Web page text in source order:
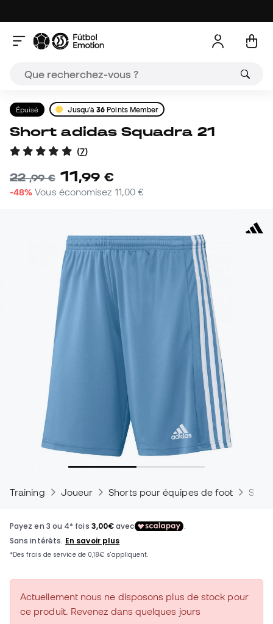
Épuisé Jusqu'à36 Points Member
Short adidas Squadra 21
(7)
22,99 € 11,99 €
-48% Vous économisez 11,00 €
Training Joueur Shorts pour équipes de foot
Actuellement nous ne disposons plus de stock pour
ce produit. Revenez dans quelques jours